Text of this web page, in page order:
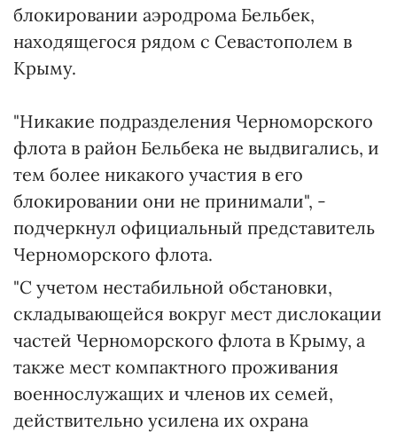
блокировании аэродрома Бельбек,
находящегося рядом с Севастополем в
Крыму.
"Никакие подразделения Черноморского
флота в район Бельбека не выдвигались, и
тем более никакого участия в его
блокировании они не принимали", -
подчеркнул официальный представитель
Черноморского флота.
"С учетом нестабильной обстановки,
складывающейся вокруг мест дислокации
частей Черноморского флота в Крыму, а
также мест компактного проживания
военнослужащих и членов их семей,
действительно усилена их охрана